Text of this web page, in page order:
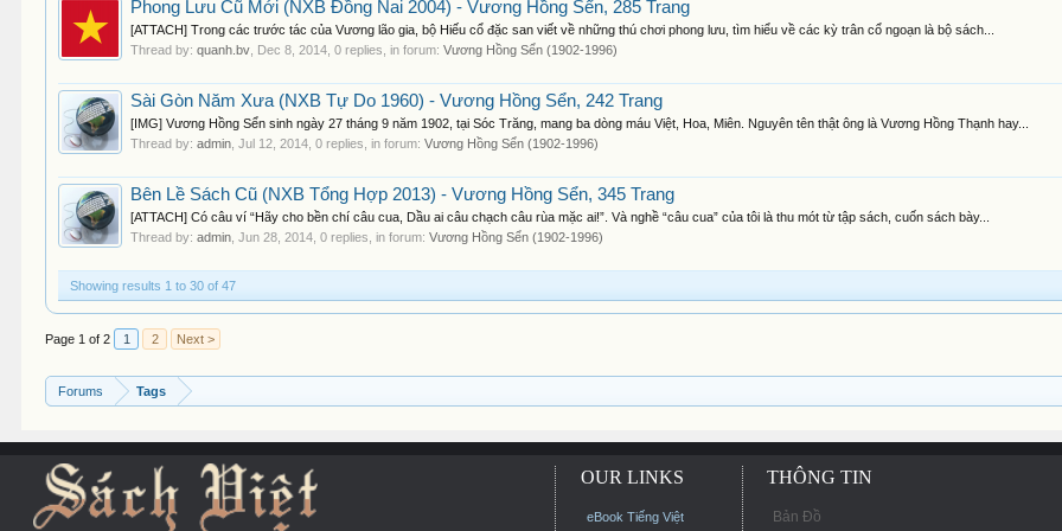
Phong Lưu Cũ Mới (NXB Đồng Nai 2004) - Vương Hồng Sển, 285 Trang
[ATTACH] Trong các trước tác của Vương lão gia, bộ Hiếu cổ đặc san viết về những thú chơi phong lưu, tìm hiểu về các kỳ trân cổ ngoạn là bộ sách...
Thread by:quanh.bv Dec 8, 2014 , 0 replies, in forum:Vương Hồng Sển (1902-1996)
Sài Gòn Năm Xưa (NXB Tự Do 1960) - Vương Hồng Sển, 242 Trang
[IMG] Vương Hồng Sển sinh ngày 27 tháng 9 năm 1902, tại Sóc Trăng, mang ba dòng máu Việt, Hoa, Miên. Nguyên tên thật ông là Vương Hồng Thạnh hay...
Thread by:admin ,Jul 12, 2014 , 0 replies, in forum:Vương Hồng Sển (1902-1996)
Bên Lề Sách Cũ (NXB Tổng Hợp 2013) - Vương Hồng Sển, 345 Trang
[ATTACH] Có câu ví “Hãy cho bền chí câu cua, Dầu ai câu chạch câu rùa mặc ai!”. Và nghề “câu cua” của tôi là thu mót từ tập sách, cuốn sách bày...
Thread by:admin ,Jun 28, 2014 , 0 replies, in forum:Vương Hồng Sển (1902-1996)
Showing results 1 to 30 of 47
Page 1 of 2 1 2 Next >
Forums Tags
OUR LINKS
eBook Tiếng Việt
THÔNG TIN
Bản Đồ